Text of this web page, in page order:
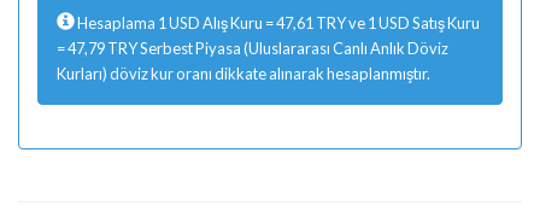
Hesaplama 1 USD Alış Kuru = 47,61 TRY ve 1 USD Satış Kuru
= 47,79 TRY Serbest Piyasa (Uluslararası Canlı Anlık Döviz
Kurları) döviz kur oranı dikkate alınarak hesaplanmıştır.